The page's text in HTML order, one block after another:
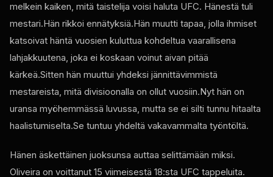
melkein kaiken, mitä taistelija voisi haluta UFC. Hänestä tuli
mestari.Hän rikkoi ennätyksiä.Hän muutti tapaa, jolla ihmiset
katsoivat häntä vuosien kuluttua kohdeltua vaarallisena
lahjakkuutena, joka ei koskaan voinut aivan pitää
kärkeä.Sitten hän muuttui yhdeksi jännittävimmistä
mestareista, mitä divisioonalla on ollut vuosiin.Nyt hän on
uransa myöhemmässä luvussa, mutta se ei silti tunnu hitaalta
haalistumiselta.Se tuntuu yhdeltä vakavammalta työntöltä.
Hänen äskettäinen juoksunsa auttaa selittämään miksi.
Oliveira on voittanut 15 viimeisestä 18:sta UFC tappeluita.